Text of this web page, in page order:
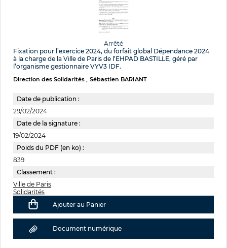
Arrêté
Fixation pour l’exercice 2024, du forfait global Dépendance 2024
à la charge de la Ville de Paris de l’EHPAD BASTILLE, géré par
l’organisme gestionnaire VYV3 IDF.
Direction des Solidarités Sébastien BARIANT
Date de publication :
29/02/2024
Date de la signature :
19/02/2024
Poids du PDF (en ko) :
839
Classement :
Ville de Paris
Solidarités
Ajouter au Panier
Document numérique